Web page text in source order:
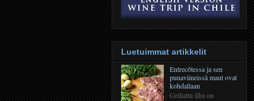
Luetuimmat artikkelit
Entrecôtessa ja sen
punaviineissä maut ovat
kohdallaan
Grillattu liha on